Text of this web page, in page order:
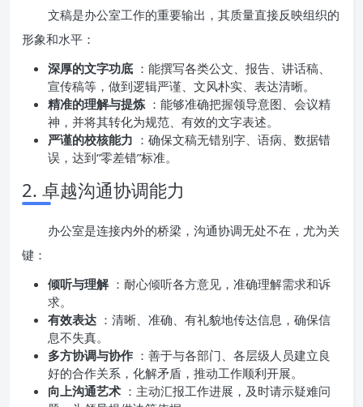
文稿是办公室工作的重要输出，其质量直接反映组织的
形象和水平：
深厚的文字功底 ：能撰写各类公文、报告、讲话稿、
宣传稿等，做到逻辑严谨、文风朴实、表达清晰。
精准的理解与提炼 ：能够准确把握领导意图、会议精
神，并将其转化为规范、有效的文字表述。
严谨的校核能力 ：确保文稿无错别字、语病、数据错
误，达到“零差错”标准。
2. 卓越沟通协调能力
办公室是连接内外的桥梁，沟通协调无处不在，尤为关
键：
倾听与理解 ：耐心倾听各方意见，准确理解需求和诉
求。
有效表达 ：清晰、准确、有礼貌地传达信息，确保信
息不失真。
多方协调与协作 ：善于与各部门、各层级人员建立良
好的合作关系，化解矛盾，推动工作顺利开展。
向上沟通艺术 ：主动汇报工作进展，及时请示疑难问